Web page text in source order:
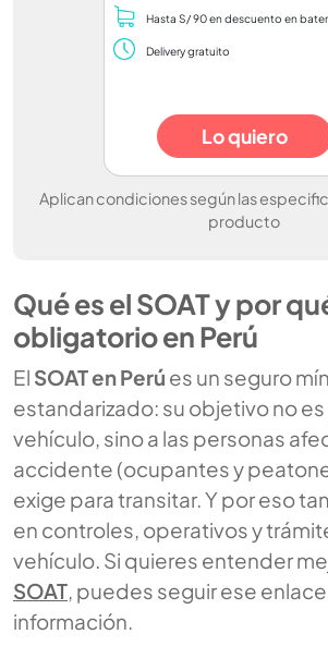
Hasta S/ 90 en descuento en
Delivery gratuito
Lo quiero
Aplican condiciones según las
producto
Qué es el SOAT y por
obligatorio en Perú
El SOAT en Perú es un seguro
estandarizado: su objetivo no
vehículo, sino a las personas
accidente (ocupantes y
exige para transitar. Y por eso
en controles, operativos y
vehículo. Si quieres entender
SOAT, puedes seguir ese
información.